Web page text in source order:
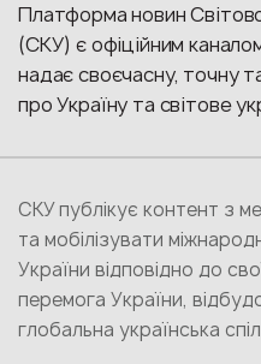
Платформа новин
(СКУ) є офіційним
надає своєчасну, точну
про Україну та світове
СКУ публікує контент з
та мобілізувати
України відповідно до
перемога України,
глобальна українська